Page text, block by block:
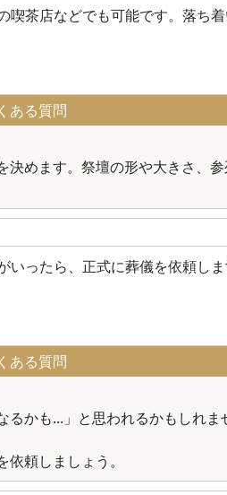
喫茶店などでも可能です。落ち
ある質問
めます。祭壇の形や大きさ、
ったら、正式に葬儀を依頼しま
ある質問
かも...」と思われるかもしれ
頼しましょう。